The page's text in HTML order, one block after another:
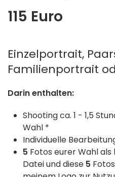
115 Euro
Einzelportrait,
Familienportrait
Darin enthalten:
Shooting ca. 1 - 1,5
Wahl *
Individuelle
5 Fotos eurer Wahl als
Datei und diese 5